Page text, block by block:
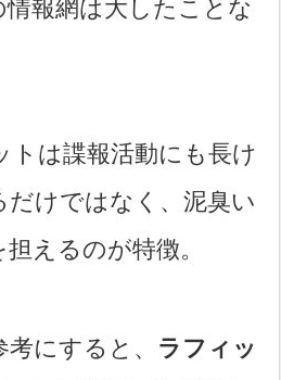
報網は大したことな
トは諜報活動にも長け
だけではなく、泥臭い
えるのが特徴。
にすると、 ラフィッ